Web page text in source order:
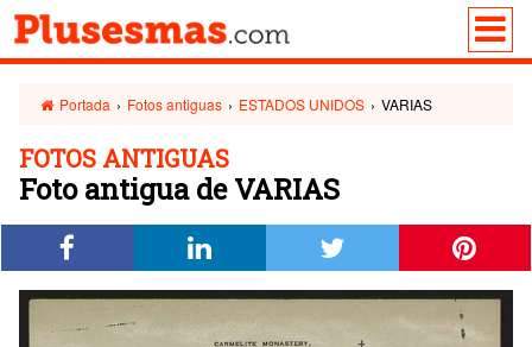
Portada › Fotos antiguas › ESTADOS UNIDOS › VARIAS
FOTOS ANTIGUAS
Foto antigua de VARIAS